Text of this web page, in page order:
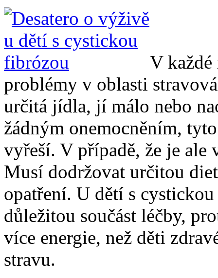
V
problémy v oblasti
určitá jídla, jí málo nebo
žádným onemocněním,
vyřeší. V případě, že je ale
Musí dodržovat určitou
opatření. U dětí s
důležitou součást léčby,
více energie, než děti
stravu.